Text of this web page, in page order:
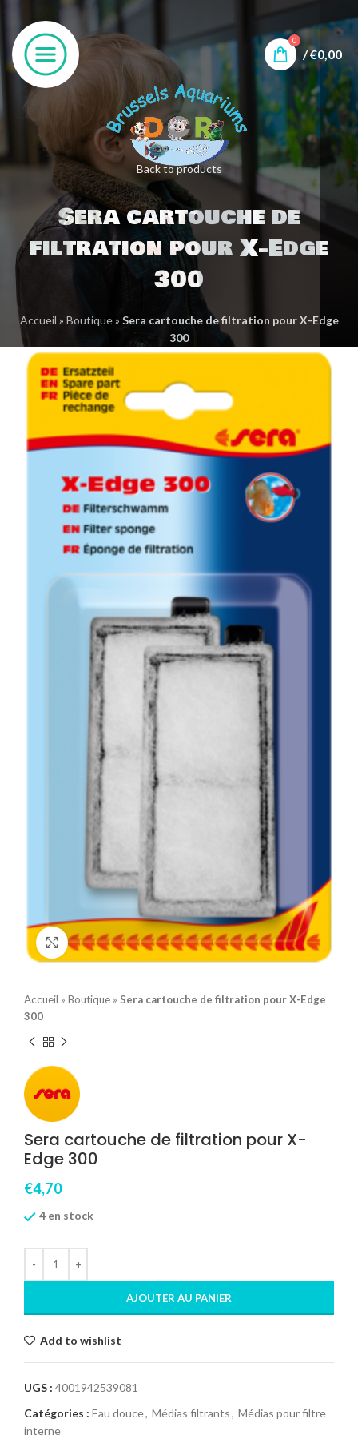
0
/€0,00
Back to products
Sera cartouche de
filtration pour X-Edge
300
Accueil » Boutique» Sera cartouche de filtration pour X-Edge
300
Click to enlarge
Accueil » Boutique » Sera cartouche de filtration pour X-Edge
300
Sera cartouche de filtration pour X-
Edge 300
€4,70
4 en stock
AJOUTER AU PANIER
Add to wishlist
UGS : 4001942539081
Catégories : Eau douce, Médias filtrants, Médias pour filtre
interne